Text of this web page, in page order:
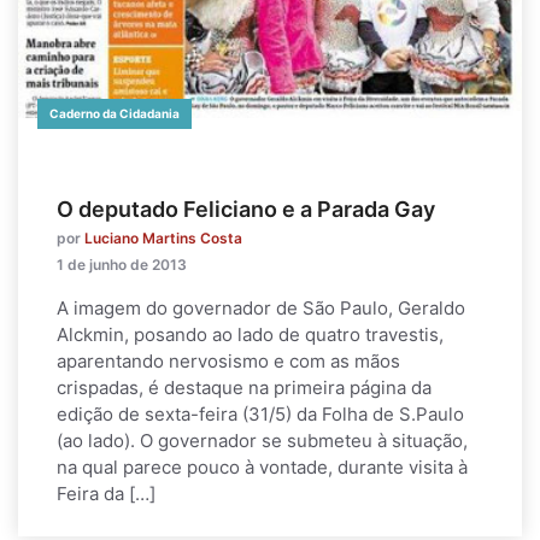
Caderno da Cidadania
O deputado Feliciano e a Parada Gay
por Luciano Martins Costa
1 de junho de 2013
A imagem do governador de São Paulo, Geraldo
Alckmin, posando ao lado de quatro travestis,
aparentando nervosismo e com as mãos
crispadas, é destaque na primeira página da
edição de sexta-feira (31/5) da Folha de S.Paulo
(ao lado). O governador se submeteu à situação,
na qual parece pouco à vontade, durante visita à
Feira da […]